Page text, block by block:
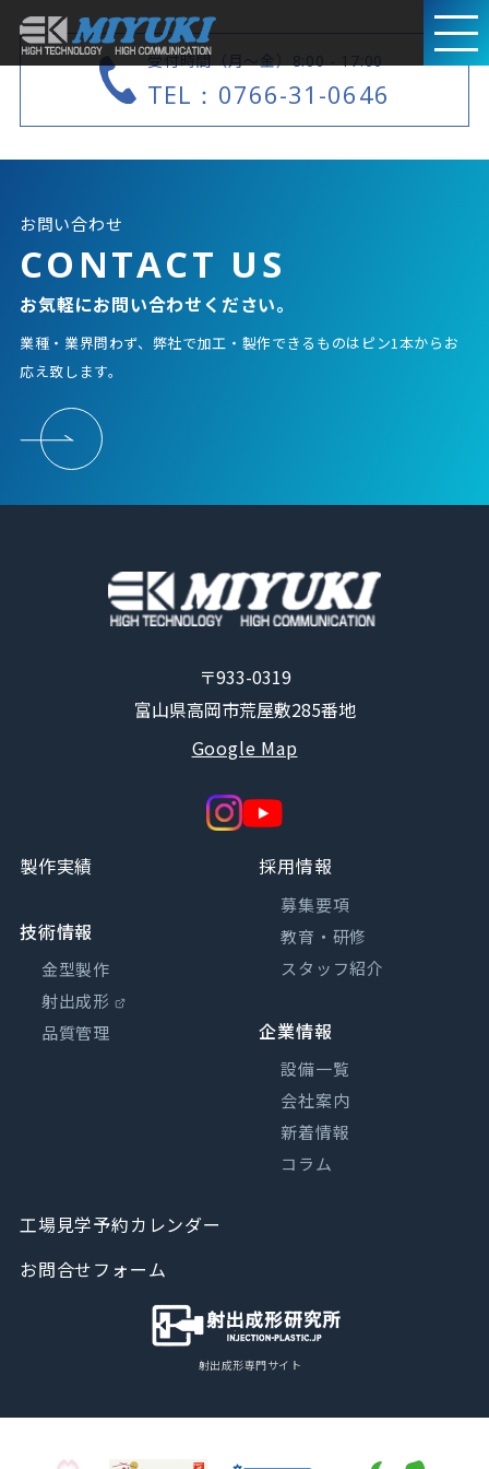
受付時間（月～金）8:00 - 17:00
TEL：0766-31-0646
お問い合わせ
CONTACT US
お気軽にお問い合わせください。
業種・業界問わず、弊社で加工・製作できるものはピン1本からお
応え致します。
〒933-0319
富山県高岡市荒屋敷285番地
Google Map
製作実績
技術情報
金型製作
射出成形
品質管理
採用情報
募集要項
教育・研修
スタッフ紹介
企業情報
設備一覧
会社案内
新着情報
コラム
工場見学予約カレンダー
お問合せフォーム
射出成形専門サイト